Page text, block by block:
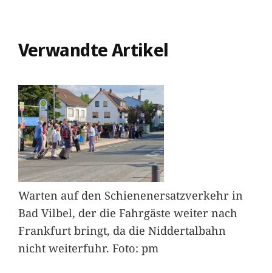
Verwandte Artikel
Warten auf den Schienenersatzverkehr in
Bad Vilbel, der die Fahrgäste weiter nach
Frankfurt bringt, da die Niddertalbahn
nicht weiterfuhr. Foto: pm